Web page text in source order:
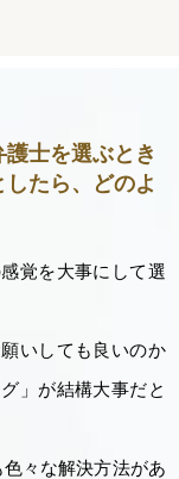
士を選ぶとき
たら、どのよ
覚を大事にして選
いしても良いのか
」が結構大事だと
々な解決方法があ